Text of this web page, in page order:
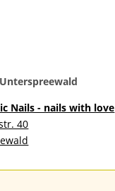
Nails - nails with love
40